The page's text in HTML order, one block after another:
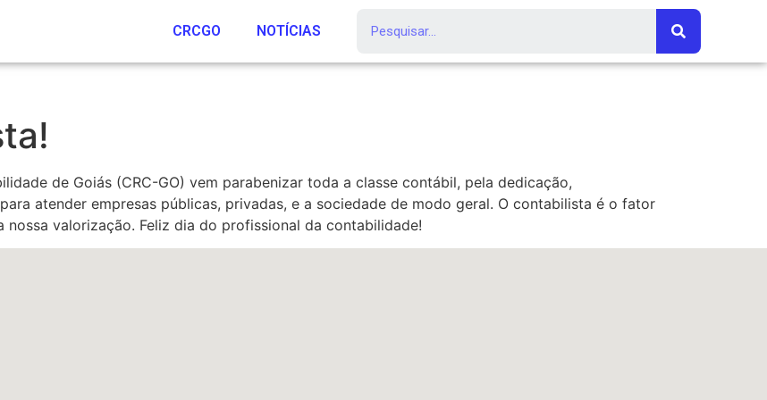
CRCGO NOTÍCIAS
de Goiás (CRC-GO) vem parabenizar toda a classe contábil, pela dedicação,
atender empresas públicas, privadas, e a sociedade de modo geral. O contabilista é o fator
valorização. Feliz dia do profissional da contabilidade!